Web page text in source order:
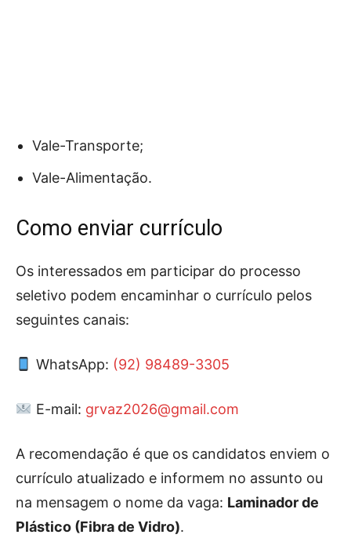
Vale-Transporte;
Vale-Alimentação.
Como enviar currículo
Os interessados em participar do processo
seletivo podem encaminhar o currículo pelos
seguintes canais:
WhatsApp: (92) 98489-3305
E-mail: grvaz2026@gmail.com
A recomendação é que os candidatos enviem o
currículo atualizado e informem no assunto ou
na mensagem o nome da vaga: Laminador de
Plástico (Fibra de Vidro).